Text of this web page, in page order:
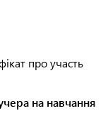
про участь
на навчання